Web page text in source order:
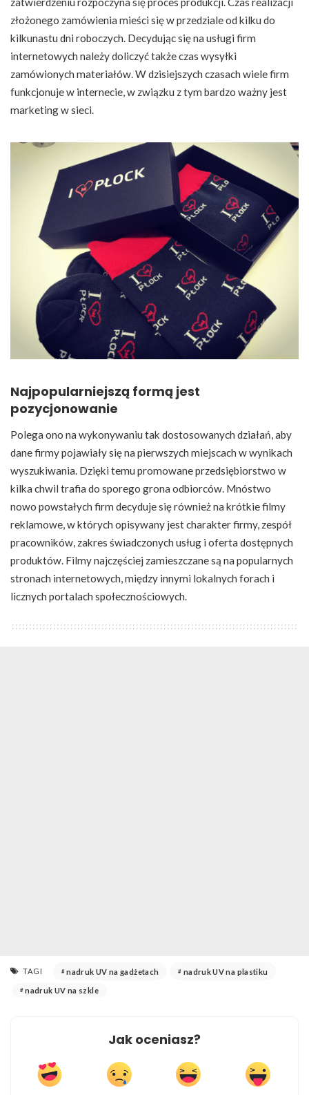
złożonego zamówienia mieści się w przedziale od kilku do
kilkunastu dni roboczych. Decydując się na usługi firm
internetowych należy doliczyć także czas wysyłki
zamówionych materiałów. W dzisiejszych czasach wiele firm
funkcjonuje w internecie, w związku z tym bardzo ważny jest
marketing w sieci.
Najpopularniejszą formą jest
pozycjonowanie
Polega ono na wykonywaniu tak dostosowanych działań, aby
dane firmy pojawiały się na pierwszych miejscach w wynikach
wyszukiwania. Dzięki temu promowane przedsiębiorstwo w
kilka chwil trafia do sporego grona odbiorców. Mnóstwo
nowo powstałych firm decyduje się również na krótkie filmy
reklamowe, w których opisywany jest charakter firmy, zespół
pracowników, zakres świadczonych usług i oferta dostępnych
produktów. Filmy najczęściej zamieszczane są na popularnych
stronach internetowych, między innymi lokalnych forach i
licznych portalach społecznościowych.
TAGI nadruk UV na gadżetach nadruk UV na plastiku
nadruk UV na szkle
Jak oceniasz?